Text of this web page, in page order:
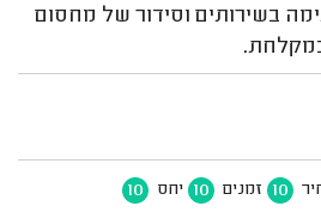
בשירותים וסידור של מחסום
10 זמנים 10 יחס 10